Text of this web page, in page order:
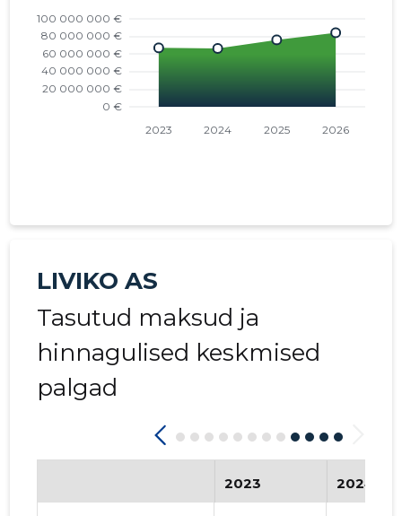
LIVIKO AS
Tasutud maksud ja
hinnagulised keskmised
palgad
2023 2024